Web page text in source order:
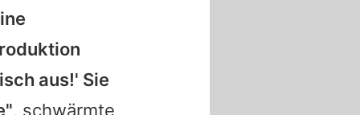
aus!' Sie
, schwärmte